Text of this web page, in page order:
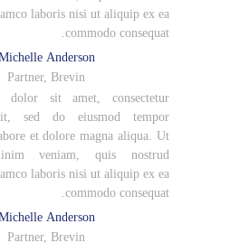
laboris nisi ut aliquip ex ea
commodo consequat.
Anderson
Partner, Brevin
dolor sit amet, consectetur
sed do eiusmod tempor
et dolore magna aliqua. Ut
veniam, quis nostrud
laboris nisi ut aliquip ex ea
commodo consequat.
Anderson
Partner, Brevin